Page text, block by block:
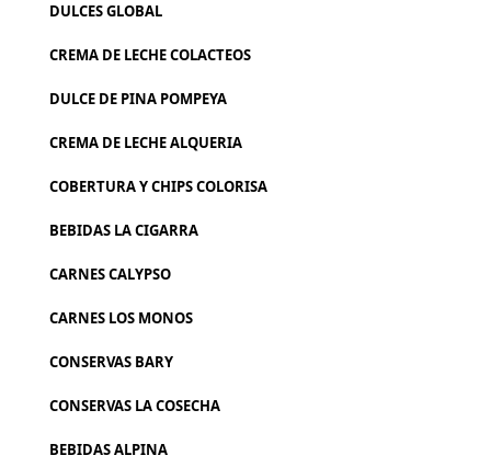
DULCES GLOBAL
CREMA DE LECHE COLACTEOS
DULCE DE PINA POMPEYA
CREMA DE LECHE ALQUERIA
COBERTURA Y CHIPS COLORISA
BEBIDAS LA CIGARRA
CARNES CALYPSO
CARNES LOS MONOS
CONSERVAS BARY
CONSERVAS LA COSECHA
BEBIDAS ALPINA